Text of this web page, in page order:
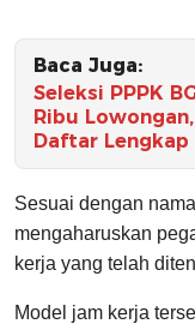
Baca Juga:
Seleksi PPPK
Ribu
Daftar Lengkap
Sesuai dengan
mengaharuskan
kerja yang telah
Model jam kerja